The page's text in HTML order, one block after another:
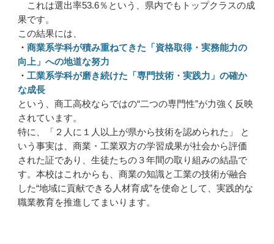
これは選出率53.6％という、県内でもトップクラスの成
果です。
この結果には、
・商業系学科が積み重ねてきた「資格取得・実務能力の
向上」への地道な努力
・工業系学科が磨き続けた「専門技術・実践力」の確か
な成長
という、商工高校ならではの“二つの専門性”が力強く反映
されています。
特に、「２人に１人以上が県から技術を認められた」 と
いう事実は、商業・工業双方の学習成果が社会から評価
された証であり、生徒たちの３年間の取り組みの結晶で
す。本校はこれからも、商業の知識と工業の技術が融合
した“地域に貢献できる人材育成”を使命として、実践的な
職業教育を推進してまいります。